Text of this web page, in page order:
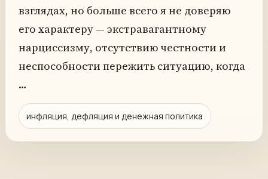
взглядах, но больше всего я не доверяю
его характеру — экстравагантному
нарциссизму, отсутствию честности и
неспособности пережить ситуацию, когда
…
инфляция, дефляция и денежная политика